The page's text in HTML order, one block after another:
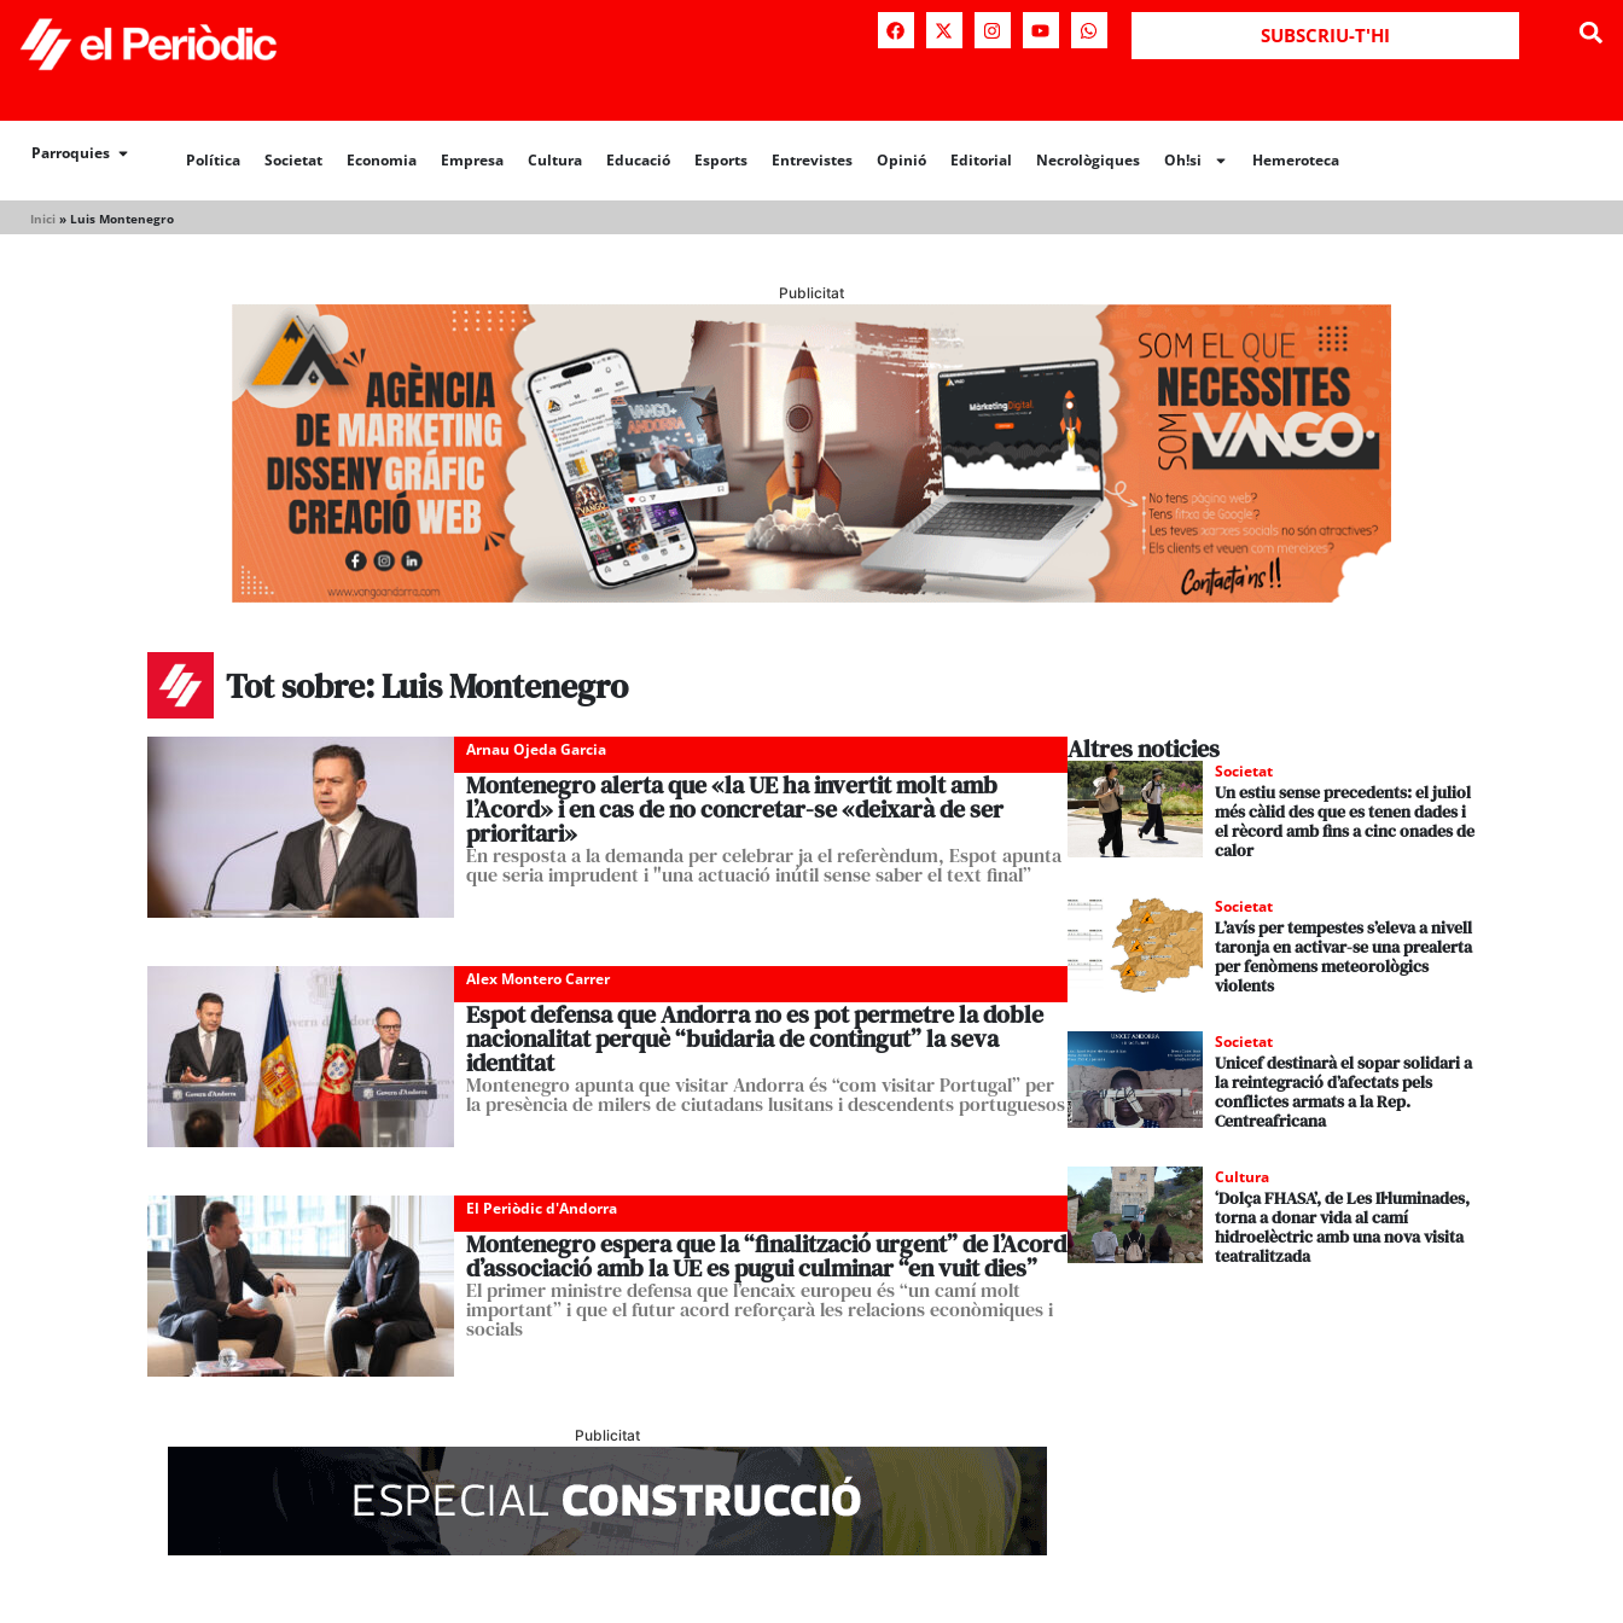
SUBSCRIU-T'HI
Parroquies Política Societat Economia Empresa Cultura Educació Esports Entrevistes Opinió Editorial Necrològiques Oh!si Hemeroteca
Inici » Luis Montenegro
Política Societat Opinió Editorial Necrològiques Hemeroteca
Publicitat
Tot sobre: Luis Montenegro
Arnau Ojeda Garcia
Montenegro alerta que «la UE ha invertit molt amb
l’Acord» i en cas de no concretar-se «deixarà de ser
prioritari»
En resposta a la demanda per celebrar ja el referèndum, Espot apunta
que seria imprudent i "una actuació inútil sense saber el text final”
Alex Montero Carrer
Espot defensa que Andorra no es pot permetre la doble
nacionalitat perquè “buidaria de contingut” la seva
identitat
Montenegro apunta que visitar Andorra és “com visitar Portugal” per
la presència de milers de ciutadans lusitans i descendents portuguesos
El Periòdic d'Andorra
Montenegro espera que la “finalització urgent” de l’Acord
d’associació amb la UE es pugui culminar “en vuit dies”
El primer ministre defensa que l’encaix europeu és “un camí molt
important” i que el futur acord reforçarà les relacions econòmiques i
socials
Publicitat
Altres noticies
Societat
Un estiu sense precedents: el juliol
més càlid des que es tenen dades i
el rècord amb fins a cinc onades de
calor
Societat
L’avís per tempestes s’eleva a nivell
taronja en activar-se una prealerta
per fenòmens meteorològics
violents
Societat
Unicef destinarà el sopar solidari a
la reintegració d’afectats pels
conflictes armats a la Rep.
Centreafricana
Cultura
‘Dolça FHASA’, de Les Il·luminades,
torna a donar vida al camí
hidroelèctric amb una nova visita
teatralitzada